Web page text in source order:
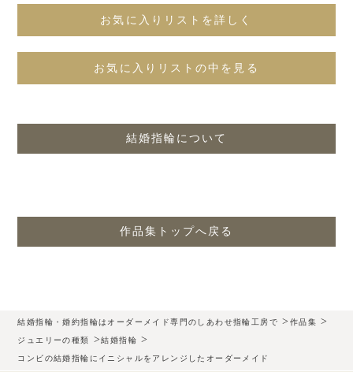
お気に入りリストを詳しく
お気に入りリストの中を見る
結婚指輪について
作品集トップへ戻る
結婚指輪・婚約指輪はオーダーメイド専門のしあわせ指輪工房で > 作品集 >
ジュエリーの種類 >結婚指輪 >
コンビの結婚指輪にイニシャルをアレンジしたオーダーメイド